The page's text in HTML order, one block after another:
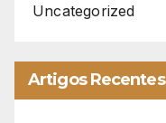
Uncategorized
Artigos Recentes